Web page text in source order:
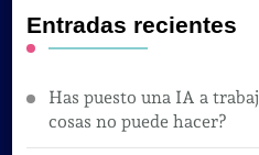
Entradas recientes
Has puesto una IA a
cosas no puede hacer?